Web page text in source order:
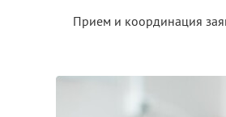
Прием и координация